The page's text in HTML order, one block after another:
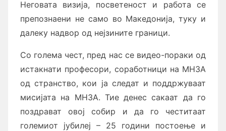
Неговата визија, посветеност и работа се
препознаени не само во Македонија, туку и
далеку надвор од нејзините граници.
Со голема чест, пред нас се видео-пораки од
истакнати професори, соработници на МНЗА
од странство, кои ја следат и поддржуваат
мисијата на МНЗА. Тие денес сакаат да го
поздрават овој собир и да го честитаат
големиот јубилеј – 25 години постоење и